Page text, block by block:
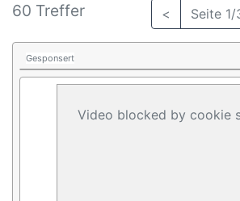
60 Treffer < Seite 1/
Gesponsert
Video blocked by cookie